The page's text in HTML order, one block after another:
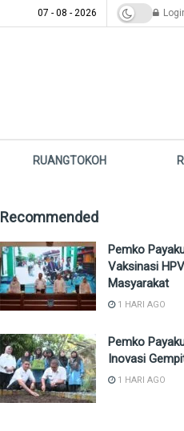
07 - 08 - 2026
RUANGTOKOH
Recommended
Pemko
Vaksinasi
Masyarakat
1 HARI AGO
Pemko
Inovasi
1 HARI AGO